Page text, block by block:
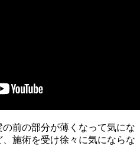
前の部分が薄くなって気にな
施術を受け徐々に気にならな